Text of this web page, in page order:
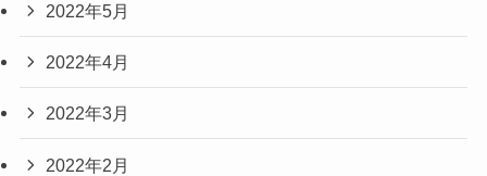
2022年5月
2022年4月
2022年3月
2022年2月